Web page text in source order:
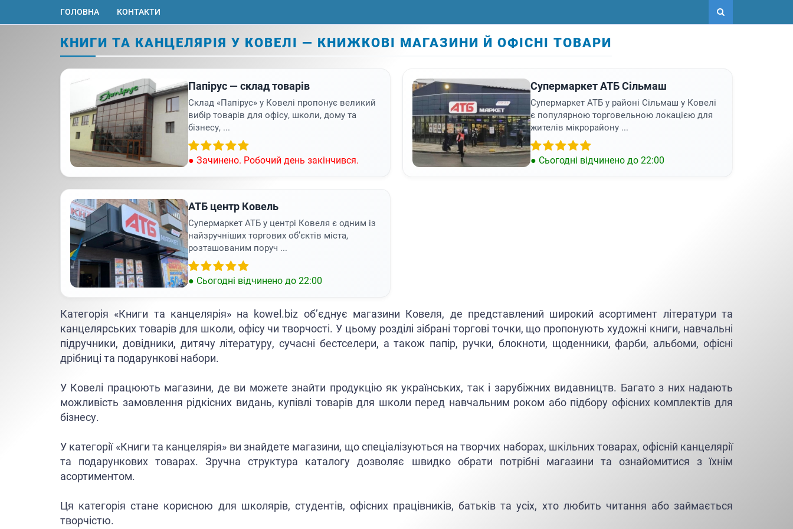
ГОЛОВНА КОНТАКТИ
КНИГИ ТА КАНЦЕЛЯРІЯ У КОВЕЛІ — КНИЖКОВІ МАГАЗИНИ Й ОФІСНІ ТОВАРИ
Папірус — склад товарів
Склад «Папірус» у Ковелі пропонує великий
вибір товарів для офісу, школи, дому та
бізнесу, ...
● Зачинено. Робочий день закінчився.
Супермаркет АТБ Сільмаш
Супермаркет АТБ у районі Сільмаш у Ковелі
є популярною торговельною локацією для
жителів мікрорайону ...
● Сьогодні відчинено до 22:00
АТБ центр Ковель
Супермаркет АТБ у центрі Ковеля є одним із
найзручніших торгових об’єктів міста,
розташованим поруч ...
● Сьогодні відчинено до 22:00
Категорія «Книги та канцелярія» на kowel.biz об’єднує магазини Ковеля, де представлений широкий асортимент літератури та
канцелярських товарів для школи, офісу чи творчості. У цьому розділі зібрані торгові точки, що пропонують художні книги, навчальні
підручники, довідники, дитячу літературу, сучасні бестселери, а також папір, ручки, блокноти, щоденники, фарби, альбоми, офісні
дрібниці та подарункові набори.
У Ковелі працюють магазини, де ви можете знайти продукцію як українських, так і зарубіжних видавництв. Багато з них надають
можливість замовлення рідкісних видань, купівлі товарів для школи перед навчальним роком або підбору офісних комплектів для
бізнесу.
У категорії «Книги та канцелярія» ви знайдете магазини, що спеціалізуються на творчих наборах, шкільних товарах, офісній канцелярії
та подарункових товарах. Зручна структура каталогу дозволяє швидко обрати потрібні магазини та ознайомитися з їхнім
асортиментом.
Ця категорія стане корисною для школярів, студентів, офісних працівників, батьків та усіх, хто любить читання або займається
творчістю.